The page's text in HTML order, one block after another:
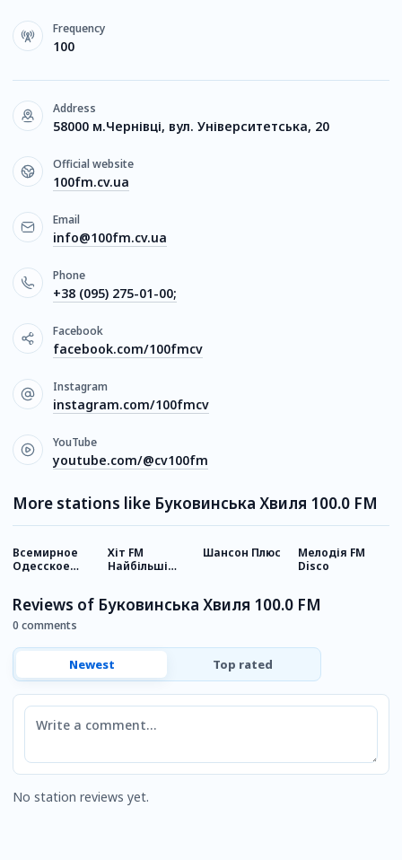
Frequency
100
Address
58000 м.Чернівці, вул. Університетська, 20
Official website
100fm.cv.ua
Email
info@100fm.cv.ua
Phone
+38 (095) 275-01-00;
Facebook
facebook.com/100fmcv
Instagram
instagram.com/100fmcv
YouTube
youtube.com/@cv100fm
More stations like Буковинська Хвиля 100.0 FM
Всемирное
Одесское
Хіт FM
Найбільші
Шансон Плюс
Мелодія FM
Disco
Reviews of Буковинська Хвиля 100.0 FM
0 comments
Newest Top rated
Comment
No station reviews yet.